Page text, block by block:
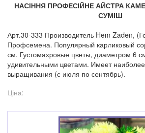
НАСІННЯ ПРОФЕСІЙНЕ АЙСТРА
СУМІШ
Арт.30-333 Производитель Hem Zaden,
Профсемена. Популярный карликовый
см. Густомахровые цветы, диаметром 6
удивительными цветами. Имеет
выращивания (с июля по сентябрь).
Ціна: